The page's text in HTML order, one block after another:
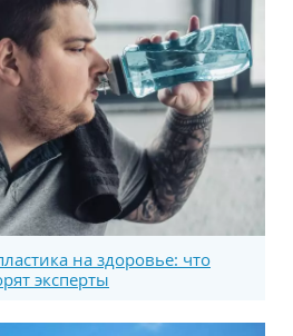
на здоровье: что
эксперты